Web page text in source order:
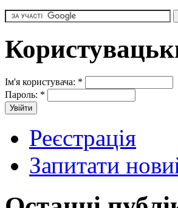
Ім'я користувача: *
Пароль: *
Реєстрація
Запитати